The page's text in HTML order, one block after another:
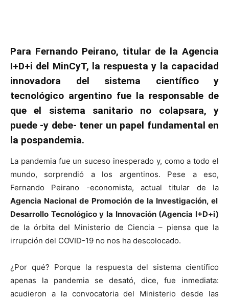
Para Fernando Peirano, titular de la Agencia
I+D+i del MinCyT, la respuesta y la capacidad
innovadora del sistema científico y
tecnológico argentino fue la responsable de
que el sistema sanitario no colapsara, y
puede -y debe- tener un papel fundamental en
la pospandemia.
La pandemia fue un suceso inesperado y, como a todo el
mundo, sorprendió a los argentinos. Pese a eso,
Fernando Peirano -economista, actual titular de la
Agencia Nacional de Promoción de la Investigación, el
Desarrollo Tecnológico y la Innovación (Agencia I+D+i)
de la órbita del Ministerio de Ciencia – piensa que la
irrupción del COVID-19 no nos ha descolocado.
¿Por qué? Porque la respuesta del sistema científico
apenas la pandemia se desató, dice, fue inmediata:
acudieron a la convocatoria del Ministerio desde las